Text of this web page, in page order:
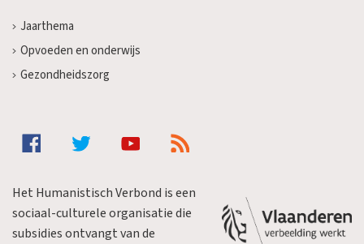
Jaarthema
Opvoeden en onderwijs
Gezondheidszorg
Het Humanistisch Verbond is een
sociaal-culturele organisatie die
subsidies ontvangt van de